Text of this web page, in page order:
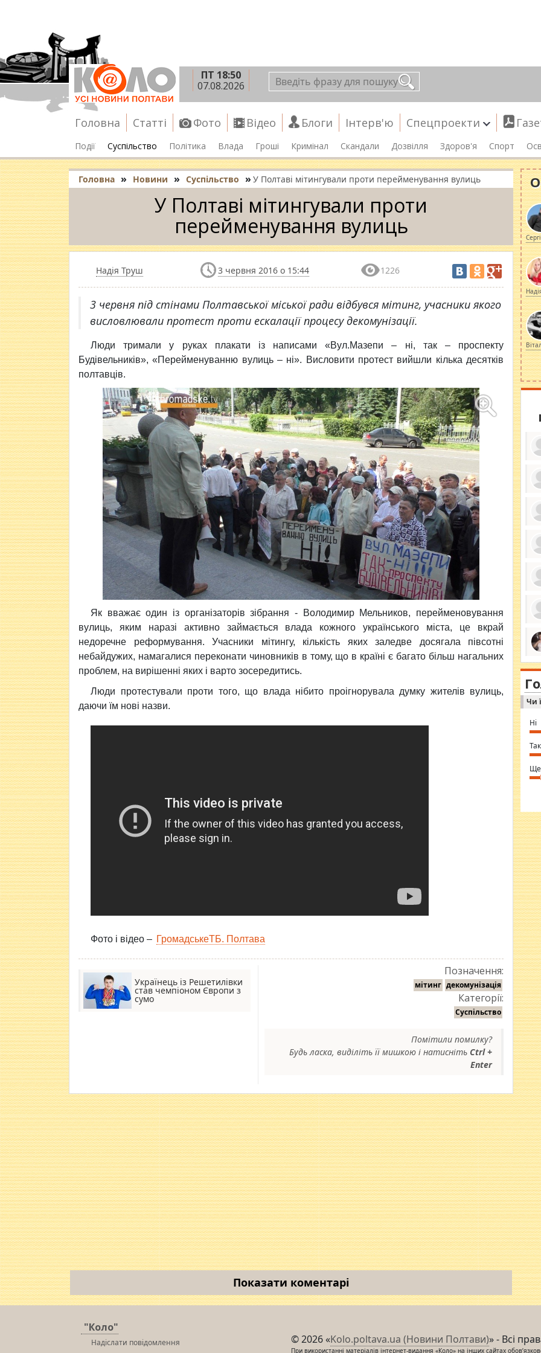
ПТ 18:50
07.08.2026
Головна Статті Фото Відео Блоги Інтерв'ю Спецпроекти
Події Суспільство Політика Влада Гроші Кримінал Скандали Дозвілля Здоров'я Спорт
Головна » Новини » Суспільство » У Полтаві мітингували проти перейменування вулиць
У Полтаві мітингували проти
перейменування вулиць
Надія Труш 3 червня 2016 о 15:44 1226
3 червня під стінами Полтавської міської ради відбувся мітинг, учасники якого
висловлювали протест проти ескалації процесу декомунізації.
Люди тримали у руках плакати із написами «Вул.Мазепи – ні, так – проспекту
Будівельників», «Перейменуванню вулиць – ні». Висловити протест вийшли кілька десятків
полтавців.
Як вважає один із організаторів зібрання - Володимир Мельников, перейменовування
вулиць, яким наразі активно займається влада кожного українського міста, це вкрай
недоречне реформування. Учасники мітингу, кількість яких заледве досягала півсотні
небайдужих, намагалися переконати чиновників в тому, що в країні є багато більш нагальних
проблем, на вирішенні яких і варто зосередитись.
Люди протестували проти того, що влада нібито проігнорувала думку жителів вулиць,
даючи їм нові назви.
Фото і відео – ГромадськеТБ. Полтава
Українець із Решетилівки
став чемпіоном Європи з
сумо
Позначення:
мітинг декомунізація
Категорії:
Суспільство
Помітили помилку?
Будь ласка, виділіть її мишкою і натисніть Ctrl +
Enter
Показати коментарі
за
ми
in
⇒
Чи
Ні
Так
Ще
"Коло"
Надіслати повідомлення
© 2026 «Kolo.poltava.ua (Новини Полтави)» - Всі
При використанні матеріалів інтернет-видання «Коло» на інших сайтах